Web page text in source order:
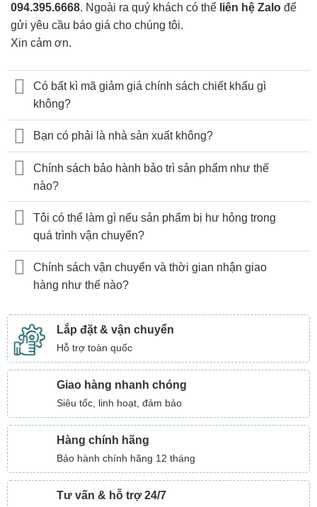
094.395.6668. Ngoài ra quý khách có thể liên hệ Zalo để
gửi yêu cầu báo giá cho chúng tôi.
Xin cảm ơn.
Có bất kì mã giảm giá chính sách chiết khấu gì
không?
Bạn có phải là nhà sản xuất không?
Chính sách bảo hành bảo trì sản phẩm như thế
nào?
Tôi có thể làm gì nếu sản phẩm bị hư hỏng trong
quá trình vận chuyển?
Chính sách vận chuyển và thời gian nhận giao
hàng như thế nào?
Lắp đặt & vận chuyển
Hỗ trợ toàn quốc
Giao hàng nhanh chóng
Siêu tốc, linh hoạt, đảm bảo
Hàng chính hãng
Bảo hành chính hãng 12 tháng
Tư vấn & hỗ trợ 24/7